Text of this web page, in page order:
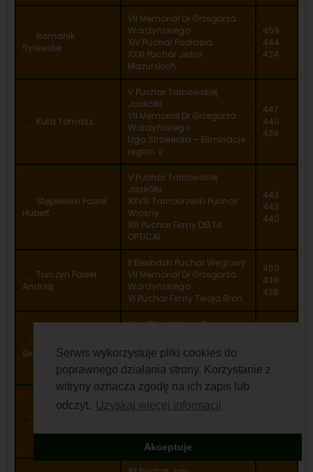
Serwis wykorzystuje pliki cookies do
poprawnego działania strony. Korzystanie z
witryny oznacza zgodę na ich zapis lub
odczyt.
Uzyskaj więcej informacji
Akceptuje
Romanik
Sylwester
VII Memoriał Dr Grzegorza
Wardyńskiego
XIV Puchar Podlasia
XXXI Puchar Jezior
Mazurskich
459
444
424
Kuta Tomasz
V Puchar Tarnowskiej
Jaskółki
VII Memoriał Dr Grzegorza
Wardyńskiego
Liga Strzelecka – Eliminacje
region V
447
440
439
Stęplewski Paweł
Hubert
V Puchar Tarnowskiej
Jaskółki
XXVIII Tarnobrzeski Puchar
Wiosny
XIII Puchar Firmy DELTA
OPTICAL
443
443
440
Turczyn Paweł
Andrzej
II Beskidzki Puchar Węglowy
VII Memoriał Dr Grzegorza
Wardyńskiego
VI Puchar Firmy Twoja Broń
450
438
438
Sławomir
Liga Strzelecka – Eliminacje
XIV Puchar Podlasia
I Puchar Prezesa MCM
Giżycko
VIII Puchar Sudeckiej Krainy
V Memoriał Jerzego
Adamczyka
432